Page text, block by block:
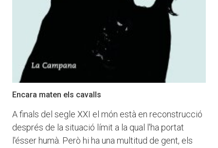
Encara maten els cavalls
A finals del segle XXI el món està en reconstrucció
després de la situació límit a la qual l'ha portat
l'ésser humà. Però hi ha una multitud de gent, els